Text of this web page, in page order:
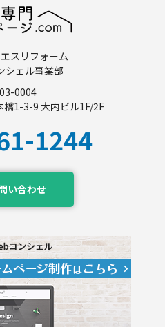
スリフォーム
シェル事業部
0004
橋1-3-9 大内ビル1F/2F
1244
い合わせ